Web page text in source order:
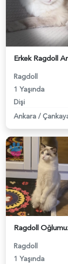
Ragdoll
1 Yaşında
Dişi
Ankara /
Ragdoll
1 Yaşında